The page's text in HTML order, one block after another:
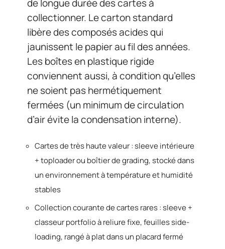
de longue durée des cartes à
collectionner. Le carton standard
libère des composés acides qui
jaunissent le papier au fil des années.
Les boîtes en plastique rigide
conviennent aussi, à condition qu’elles
ne soient pas hermétiquement
fermées (un minimum de circulation
d’air évite la condensation interne).
Cartes de très haute valeur : sleeve intérieure
+ toploader ou boîtier de grading, stocké dans
un environnement à température et humidité
stables
Collection courante de cartes rares : sleeve +
classeur portfolio à reliure fixe, feuilles side-
loading, rangé à plat dans un placard fermé